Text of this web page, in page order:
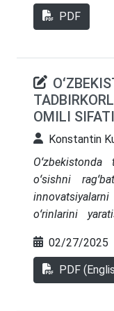
Maqolada
qilinadi.
PDF
OMILI
Konstantin
oʻsishni
oʻrinlarini
taʼsiri tahlil
oʻrganiladi
aniqlanadi.
02/27/2025
PDF